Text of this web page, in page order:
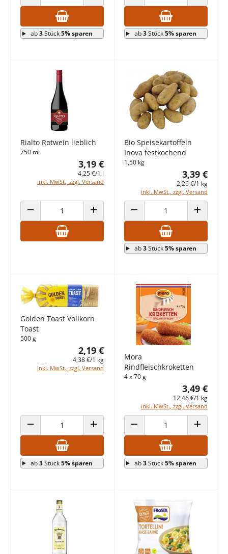
ANZAHL VERRINGERN ANZAHL ERHÖHEN
ab3Stück5% sparen
ANZAHL VERRINGERN ANZAHL
ab3Stück5% sparen
Rialto Rotwein lieblich
750 ml
3,19 €
4,25 €/1 l
inkl. MwSt., zzgl. Versand
ANZAHL VERRINGERN ANZAHL ERHÖHEN
Bio Speisekartoffeln
Inova festkochend
1,50 kg
3,39 €
2,26 €/1 kg
inkl. MwSt., zzgl. Versand
ANZAHL VERRINGERN ANZAHL
ab3Stück5% sparen
Golden Toast Vollkorn
Toast
500 g
2,19 €
4,38 €/1 kg
inkl. MwSt., zzgl. Versand
ANZAHL VERRINGERN ANZAHL ERHÖHEN
ab3Stück5% sparen
Mora
Rindfleischkroketten
4 x 70 g
3,49 €
12,46 €/1 kg
inkl. MwSt., zzgl. Versand
ANZAHL VERRINGERN ANZAHL
ab3Stück5% sparen